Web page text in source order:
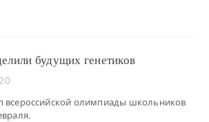
будущих генетиков
всероссийской олимпиады школьников